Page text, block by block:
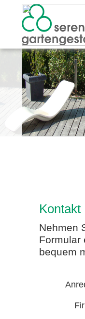
Kontakt
Nehmen
Formular
bequem